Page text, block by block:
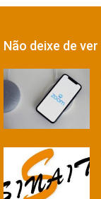
Não deixe de ver